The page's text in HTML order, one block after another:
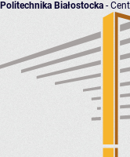
Politechnika Białostocka -